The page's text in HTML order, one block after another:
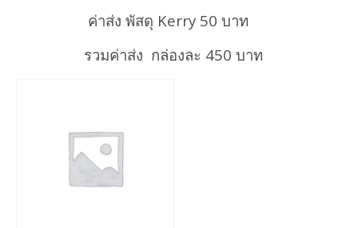
ค่าส่ง พัสดุ Kerry 50 บาท
รวมค่าส่ง กล่องละ 450 บาท